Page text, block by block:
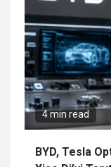
4 min read
BYD, Tesla